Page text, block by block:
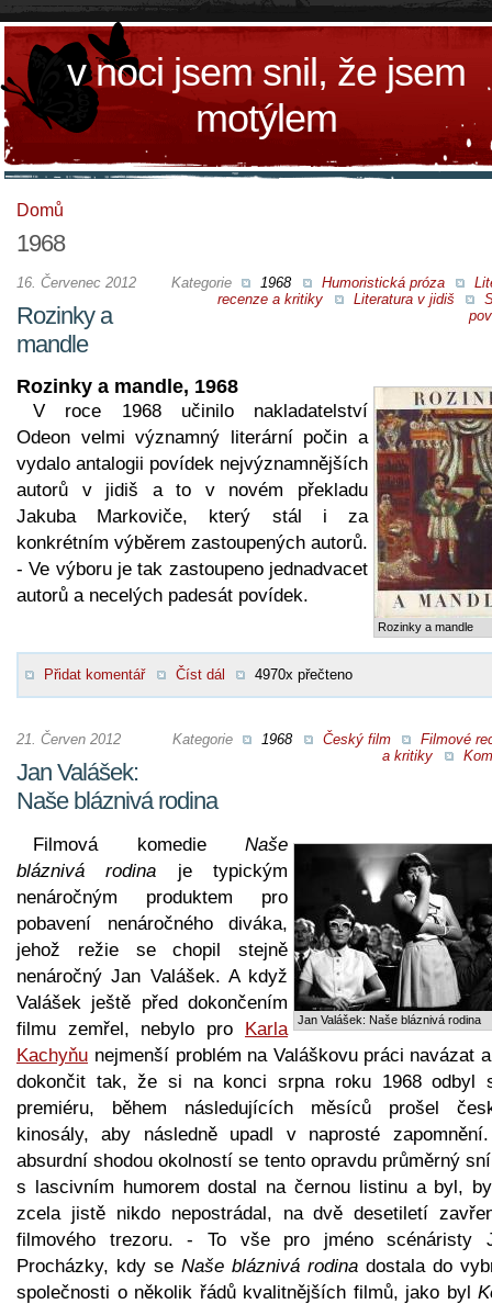
v noci jsem snil, že jsem
motýlem
Domů
1968
Kategorie 1968 Humoristická próza
recenze a kritiky
Literatura v jidiš
16. Červenec 2012
Rozinky a
mandle
Rozinky a mandle
Rozinky a mandle, 1968
V roce 1968 učinilo nakladatelství
Odeon velmi významný literární počin a
vydalo antalogii povídek nejvýznamnějších
autorů v jidiš a to v novém překladu
Jakuba Markoviče, který stál i za
konkrétním výběrem zastoupených autorů.
- Ve výboru je tak zastoupeno jednadvacet
autorů a necelých padesát povídek.
Přidat komentář Číst dál 4970x přečteno
Kategorie 1968 Český film
Filmové
a kritiky
21. Červen 2012
Jan Valášek:
Naše bláznivá rodina
Jan Valášek: Naše bláznivá rodina
Filmová komedie Naše
bláznivá rodina je typickým
nenáročným produktem pro
pobavení nenáročného diváka,
jehož režie se chopil stejně
nenáročný Jan Valášek. A když
Valášek ještě před dokončením
filmu zemřel, nebylo pro
Karla
Kachyňu nejmenší problém na Valáškovu práci navázat
dokončit tak, že si na konci srpna roku 1968 odbyl
premiéru, během následujících měsíců prošel
kinosály, aby následně upadl v naprosté
absurdní shodou okolností se tento opravdu průměrný
s lascivním humorem dostal na černou listinu a byl,
zcela jistě nikdo nepostrádal, na dvě desetiletí
filmového trezoru. - To vše pro jméno scénáristy
Procházky, kdy se Naše bláznivá rodina dostala do
společnosti o několik řádů kvalitnějších filmů, jako byl